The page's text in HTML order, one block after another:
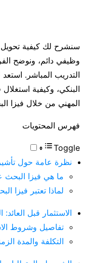
سنشرح لك كيفية تحويل
وظيفي دائم، ونوضح
البنكي، وكيفية
المهني من خلال فيزا
فهرس المحتويات
Toggle
نظرة عامة حول
ما هي فيزا البحث
لماذا تعتبر فيزا
الاستثمار قبل
تفاصيل وشروط
التكلفة والمدة